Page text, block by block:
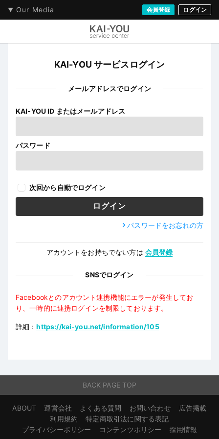
Our Media 会員登録 ログイン
KAI-YOU サービスログイン
メールアドレスでログイン
KAI-YOU ID またはメールアドレス
パスワード
次回から自動でログイン
パスワードをお忘れの方
アカウントをお持ちでない方は 会員登録
SNSでログイン
Facebookとのアカウント連携機能にエラーが発生してお
り、一時的に連携ログインを制限しております。
詳細：https://kai-you.net/information/105
BACK PAGE TOP
ABOUT 運営会社 よくある質問 お問い合わせ
広告掲載
利用規約
特定商取引法に関する表記
プライバシーポリシー
コンテンツポリシー 採用情報